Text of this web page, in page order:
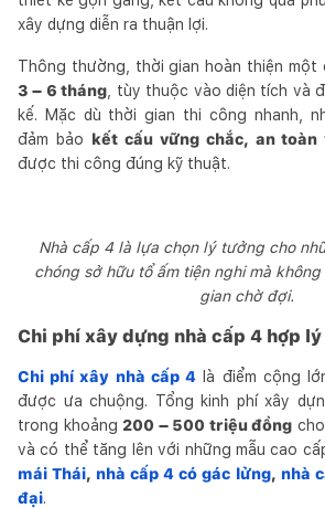
xây dựng diễn ra thuận lợi.
Thông thường, thời gian hoàn thiện một
3 – 6 tháng , tùy thuộc vào diện tích và
kế. Mặc dù thời gian thi công nhanh,
đảm bảo kết cấu vững chắc, an toàn
được thi công đúng kỹ thuật.
Nhà cấp 4 là lựa chọn lý tưởng cho
chóng sở hữu tổ ấm tiện nghi mà
gian chờ đợi.
Chi phí xây dựng nhà cấp 4 hợp lý
Chi phí xây nhà cấp 4 là điểm cộng
được ưa chuộng. Tổng kinh phí xây
trong khoảng 200 – 500 triệu đồng
và có thể tăng lên với những mẫu cao
mái Thái, nhà cấp 4 có gác lửng, nhà
đại.